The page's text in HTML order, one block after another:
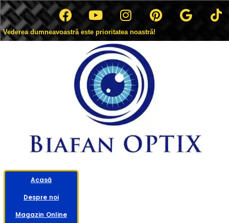
Vederea dumneavoastră este prioritatea noastră!
Acasă
Despre noi
Magazin Online